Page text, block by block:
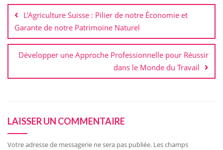
de
l’article
L’Agriculture Suisse : Pilier de notre Économie et
Garante de notre Patrimoine Naturel
Développer une Approche Professionnelle pour Réussir
dans le Monde du Travail
LAISSER UN COMMENTAIRE
Votre adresse de messagerie ne sera pas publiée. Les champs